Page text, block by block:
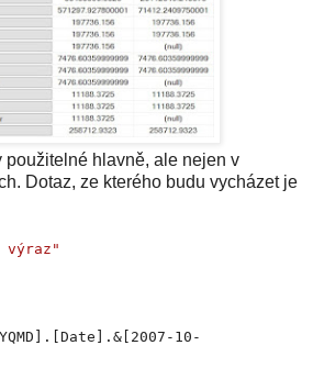
použitelné hlavně, ale nejen v
Dotaz, ze kterého budu vycházet je
výraz"
10-